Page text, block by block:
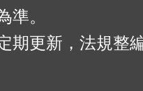
準。
期更新，法規整